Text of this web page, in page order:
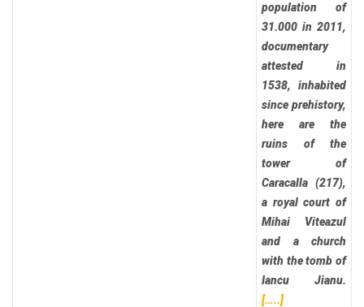
population of
31.000 in 2011,
documentary
attested in
1538, inhabited
since prehistory,
here are the
ruins of the
tower of
Caracalla (217),
a royal court of
Mihai Viteazul
and a church
with the tomb of
Iancu Jianu.
[…..]